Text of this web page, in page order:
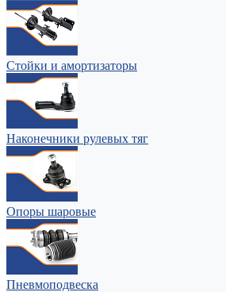
Стойки и амортизаторы
Наконечники рулевых тяг
Опоры шаровые
Пневмоподвеска